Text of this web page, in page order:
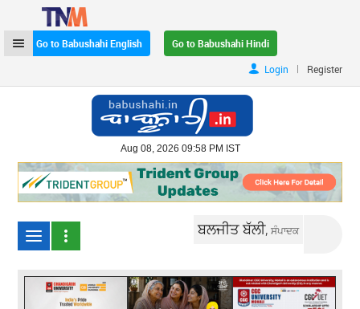
Go to Babushahi English
Go to Babushahi Hindi
Login
| Register
Aug 08, 2026 09:58 PM IST
ਬਲਜੀਤ ਬੱਲੀ,ਸੰਪਾਦਕ